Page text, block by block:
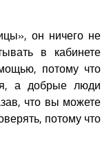
он ничего не
в кабинете
потому что
а добрые люди
что вы можете
потому что